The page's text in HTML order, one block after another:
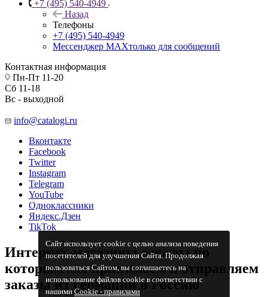
Сайт использует cookie с целью анализа поведения
посетителей для улучшения Сайта. Продолжая
пользоваться Сайтом, вы соглашаетесь на
использование файлов cookie в соответствии с
нашимиCookiе - правилами
+7 (495) 540-4949
Назад
Телефоны
+7 (495) 540-4949
Мессенджер МАХтолько для сообщений
Контактная информация
Пн-Пт 11-20
Сб 11-18
Вс - выходной
info@catalogi.ru
Вконтакте
Facebook
Twitter
Instagram
Telegram
YouTube
Одноклассники
Яндекс.Дзен
TikTok
Интернет-магазины одежды по
которым мы принимаем и отправляем
заказы из Германии в Россию